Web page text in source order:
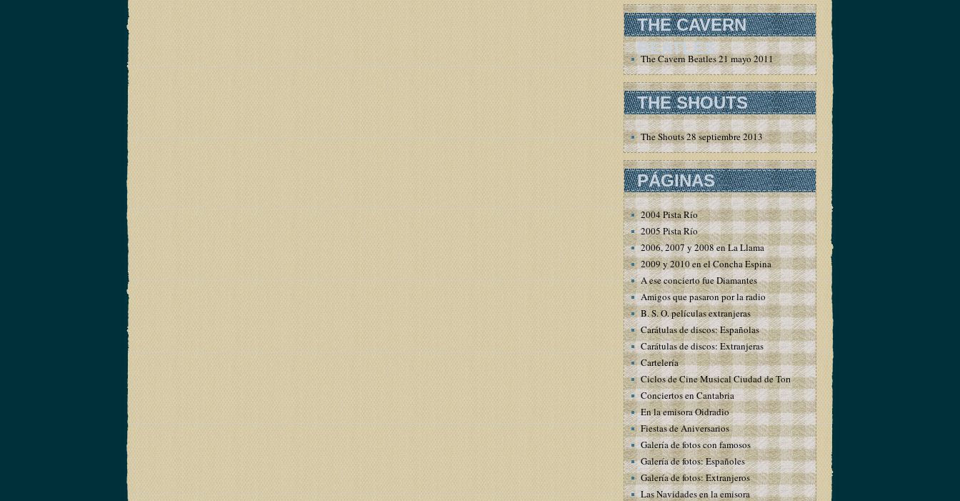
THE CAVERN
BEATLES
The Cavern Beatles 21 mayo 2011
THE SHOUTS
The Shouts 28 septiembre 2013
PÁGINAS
2004 Pista Río
2005 Pista Río
2006, 2007 y 2008 en La Llama
2009 y 2010 en el Concha Espina
A ese concierto fue Diamantes
Amigos que pasaron por la radio
B. S. O. películas extranjeras
Carátulas de discos: Españolas
Carátulas de discos: Extranjeras
Cartelería
Ciclos de Cine Musical Ciudad de Torrelavega
Conciertos en Cantabria
En la emisora Oidradio
Fiestas de Aniversarios
Galería de fotos con famosos
Galería de fotos: Españoles
Galería de fotos: Extranjeros
Las Navidades en la emisora